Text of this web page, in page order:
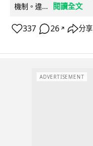
機制。違...
閱讀全文
337 26 ↗ 分享
ADVERTISEMENT